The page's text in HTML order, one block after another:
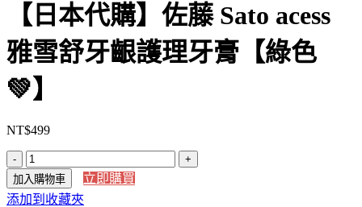
【日本代購】佐藤 Sato acess
雅雪舒牙齦護理牙膏【綠色
💚】
NT$499
【日
本
代
加入購物車
立即購買
添加到收藏夾